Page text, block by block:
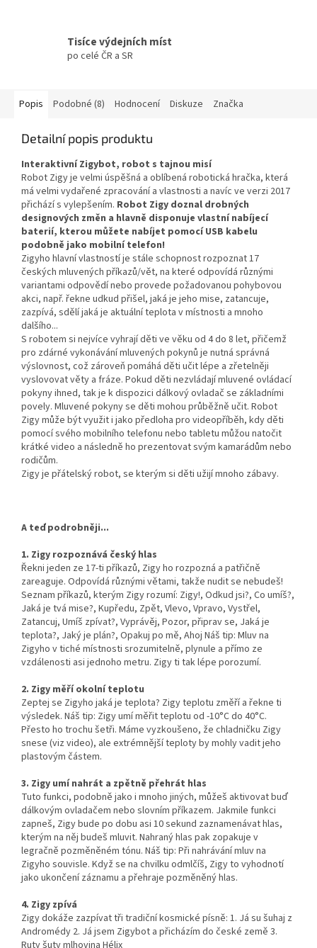
Tisíce výdejních míst
po celé ČR a SR
Popis Podobné (8) Hodnocení Diskuze Značka
Detailní popis produktu
Interaktivní Zigybot, robot s tajnou misí
Robot Zigy je velmi úspěšná a oblíbená robotická hračka, která
má velmi vydařené zpracování a vlastnosti a navíc ve verzi 2017
přichází s vylepšením. Robot Zigy doznal drobných
designových změn a hlavně disponuje vlastní nabíjecí
baterií, kterou můžete nabíjet pomocí USB kabelu
podobně jako mobilní telefon!
Zigyho hlavní vlastností je stále schopnost rozpoznat 17
českých mluvených příkazů/vět, na které odpovídá různými
variantami odpovědí nebo provede požadovanou pohybovou
akci, např. řekne udkud přišel, jaká je jeho mise, zatancuje,
zazpívá, sdělí jaká je aktuální teplota v místnosti a mnoho
dalšího...
S robotem si nejvíce vyhrají děti ve věku od 4 do 8 let, přičemž
pro zdárné vykonávání mluvených pokynů je nutná správná
výslovnost, což zároveň pomáhá děti učit lépe a zřetelněji
vyslovovat věty a fráze. Pokud děti nezvládají mluvené ovládací
pokyny ihned, tak je k dispozici dálkový ovladač se základními
povely. Mluvené pokyny se děti mohou průběžně učit. Robot
Zigy může být využit i jako předloha pro videopříběh, kdy děti
pomocí svého mobilního telefonu nebo tabletu můžou natočit
krátké video a následně ho prezentovat svým kamarádům nebo
rodičům.
Zigy je přátelský robot, se kterým si děti užijí mnoho zábavy.
A teď podrobněji...
1. Zigy rozpoznává český hlas
Řekni jeden ze 17-ti příkazů, Zigy ho rozpozná a patřičně
zareaguje. Odpovídá různými větami, takže nudit se nebudeš!
Seznam příkazů, kterým Zigy rozumí: Zigy!, Odkud jsi?, Co umíš?,
Jaká je tvá mise?, Kupředu, Zpět, Vlevo, Vpravo, Vystřel,
Zatancuj, Umíš zpívat?, Vyprávěj, Pozor, připrav se, Jaká je
teplota?, Jaký je plán?, Opakuj po mě, Ahoj Náš tip: Mluv na
Zigyho v tiché místnosti srozumitelně, plynule a přímo ze
vzdálenosti asi jednoho metru. Zigy ti tak lépe porozumí.
2. Zigy měří okolní teplotu
Zeptej se Zigyho jaká je teplota? Zigy teplotu změří a řekne ti
výsledek. Náš tip: Zigy umí měřit teplotu od -10°C do 40°C.
Přesto ho trochu šetři. Máme vyzkoušeno, že chladničku Zigy
snese (viz video), ale extrémnější teploty by mohly vadit jeho
plastovým částem.
3. Zigy umí nahrát a zpětně přehrát hlas
Tuto funkci, podobně jako i mnoho jiných, můžeš aktivovat buď
dálkovým ovladačem nebo slovním příkazem. Jakmile funkci
zapneš, Zigy bude po dobu asi 10 sekund zaznamenávat hlas,
kterým na něj budeš mluvit. Nahraný hlas pak zopakuje v
legračně pozměněném tónu. Náš tip: Při nahrávání mluv na
Zigyho souvisle. Když se na chvilku odmlčíš, Zigy to vyhodnotí
jako ukončení záznamu a přehraje pozměněný hlas.
4. Zigy zpívá
Zigy dokáže zazpívat tři tradiční kosmické písně: 1. Já su šuhaj z
Andromédy 2. Já jsem Zigybot a přicházím do české země 3.